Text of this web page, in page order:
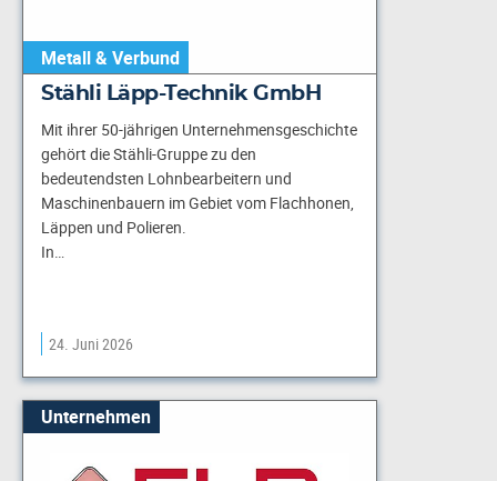
Metall & Verbund
Stähli Läpp-Technik GmbH
Mit ihrer 50-jährigen Unternehmensgeschichte
gehört die Stähli-Gruppe zu den
bedeutendsten Lohnbearbeitern und
Maschinenbauern im Gebiet vom Flachhonen,
Läppen und Polieren.
In…
24. Juni 2026
Unternehmen